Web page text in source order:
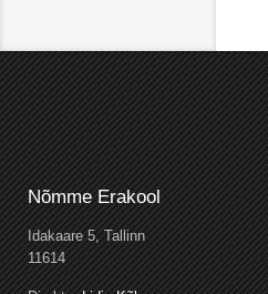
Nõmme Erakool
Idakaare 5, Tallinn
11614